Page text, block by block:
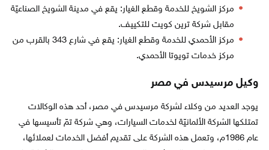
مركز الشويخ للخدمة وقطع الغيار: يقع في مدينة الشويخ الصناعيّة
مقابل شركة ترين كويت للتكييف.
مركز الأحمدي للخدمة وقطع الغيار: يقع في شارع 343 بالقرب من
مركز خدمات تويوتا الأحمدي.
وكيل مرسيدس في مصر
يوجد العديد من وكلاء لشركة مرسيدس في مصر، أحد هذه الوكالات
تمتلكها الشركة الألمانيّة لخدمات السيارات، وهي شركة تمّ تأسيسها في
عام 1986م، وتعمل هذه الشركة على تقديم أفضل الخدمات لعملائها،